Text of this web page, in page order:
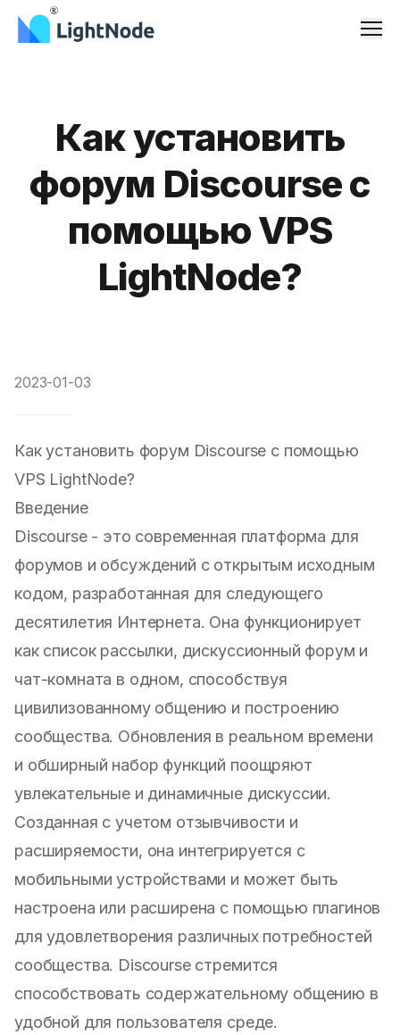
Как установить
форум Discourse с
помощью VPS
LightNode?
2023-01-03
Как установить форум Discourse с помощью
VPS LightNode?
Введение
Discourse - это современная платформа для
форумов и обсуждений с открытым исходным
кодом, разработанная для следующего
десятилетия Интернета. Она функционирует
как список рассылки, дискуссионный форум и
чат-комната в одном, способствуя
цивилизованному общению и построению
сообщества. Обновления в реальном времени
и обширный набор функций поощряют
увлекательные и динамичные дискуссии.
Созданная с учетом отзывчивости и
расширяемости, она интегрируется с
мобильными устройствами и может быть
настроена или расширена с помощью плагинов
для удовлетворения различных потребностей
сообщества. Discourse стремится
способствовать содержательному общению в
удобной для пользователя среде.